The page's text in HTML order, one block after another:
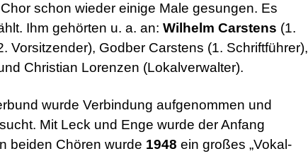
schon wieder einige Male gesungen. Es
Ihm gehörten u. a. an: Wilhelm Carstens (1.
Vorsitzender), Godber Carstens (1. Schriftführer),
Christian Lorenzen (Lokalverwalter).
wurde Verbindung aufgenommen und
Mit Leck und Enge wurde der Anfang
beiden Chören wurde 1948 ein großes „Vokal-